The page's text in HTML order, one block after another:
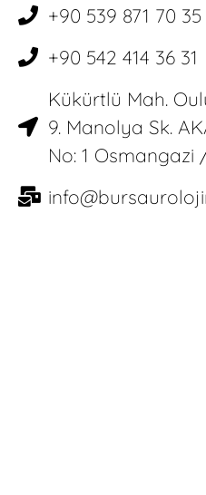
+90 539 871 70 35
+90 542 414 36 31
Kükürtlü Mah.
9. Manolya Sk.
No: 1 Osmangazi